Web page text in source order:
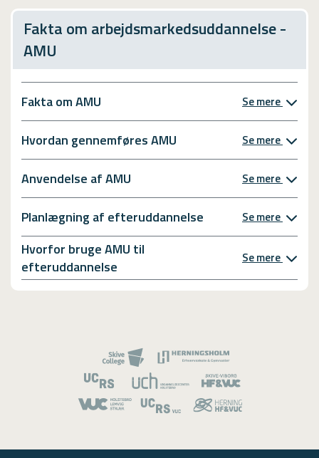
Fakta om arbejdsmarkedsuddannelse -
AMU
Fakta om AMU Se mere
Hvordan gennemføres AMU Se mere
Anvendelse af AMU Se mere
Planlægning af efteruddannelse Se mere
Hvorfor bruge AMU til
efteruddannelse
Se mere